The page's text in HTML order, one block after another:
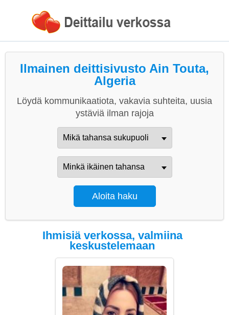
Ilmainen deittisivusto Ain Touta,
Algeria
Löydä kommunikaatiota, vakavia suhteita, uusia
ystäviä ilman rajoja
Ihmisiä verkossa, valmiina
keskustelemaan